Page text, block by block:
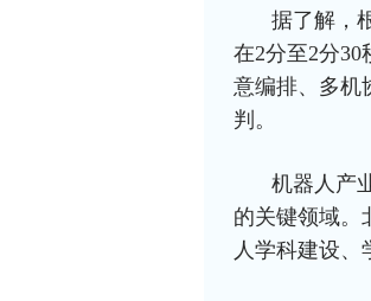
据了解，
在2分至2分
意编排、多机
判。
机器人产
的关键领域。
人学科建设、